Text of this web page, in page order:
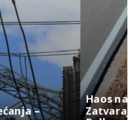
i izlazi ka